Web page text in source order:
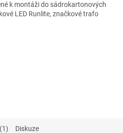
k montáži do sádrokartonových
LED Runlite, značkové trafo
Diskuze